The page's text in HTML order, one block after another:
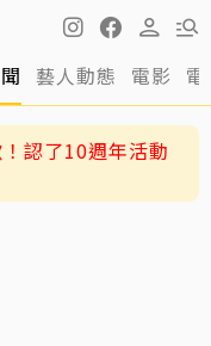
藝人動態 電影
認了10週年活動